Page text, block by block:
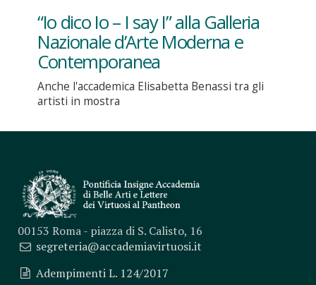
“Io dico Io – I say I” alla Galleria
Nazionale d’Arte Moderna e
Contemporanea
Anche l'accademica Elisabetta Benassi tra gli
artisti in mostra
00153 Roma - piazza di S. Calisto, 16
segreteria@accademiavirtuosi.it
Adempimenti L. 124/2017